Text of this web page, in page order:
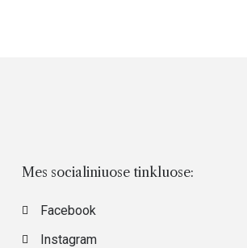
Mes socialiniuose tinkluose:
Facebook
Instagram